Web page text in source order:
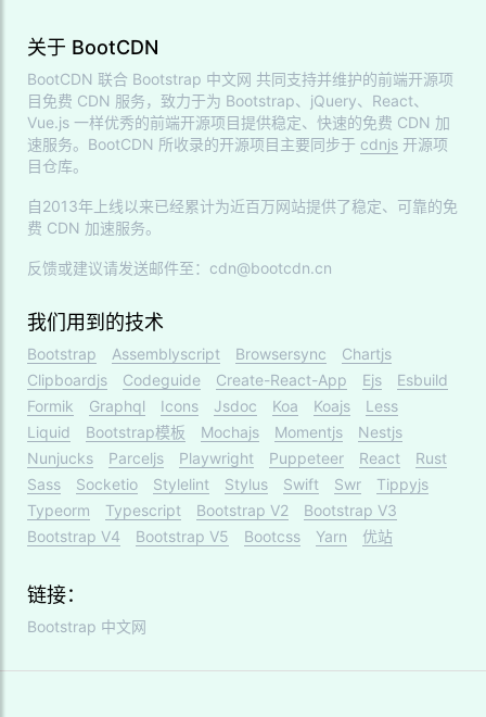
关于 BootCDN
BootCDN 联合 Bootstrap 中文网 共同支持并维护的前端开源项
目免费 CDN 服务，致力于为 Bootstrap、jQuery、React、
Vue.js 一样优秀的前端开源项目提供稳定、快速的免费 CDN 加
速服务。BootCDN 所收录的开源项目主要同步于 cdnjs 开源项
目仓库。
自2013年上线以来已经累计为近百万网站提供了稳定、可靠的免
费 CDN 加速服务。
反馈或建议请发送邮件至：cdn@bootcdn.cn
我们用到的技术
Bootstrap Assemblyscript Browsersync
Chartjs
Clipboardjs
Codeguide Create-React-App Ejs
Esbuild
Formik
Graphql Icons Jsdoc Koa Koajs
Less
Liquid
Bootstrap模板 Mochajs Momentjs
Nestjs
Nunjucks
Parceljs Playwright Puppeteer React
Rust
Sass
Socketio Stylelint Stylus Swift Swr
Tippyjs
Typeorm
Typescript Bootstrap V2
Bootstrap V3
Bootstrap V4
Bootstrap V5 Bootcss Yarn 优站
链接：
Bootstrap 中文网